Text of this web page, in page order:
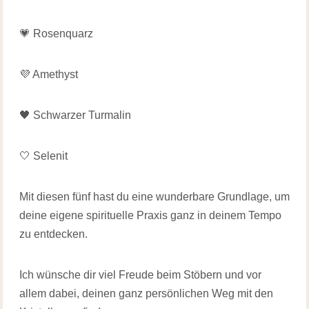
💗 Rosenquarz
💜 Amethyst
🖤 Schwarzer Turmalin
🤍 Selenit
Mit diesen fünf hast du eine wunderbare Grundlage, um
deine eigene spirituelle Praxis ganz in deinem Tempo
zu entdecken.
Ich wünsche dir viel Freude beim Stöbern und vor
allem dabei, deinen ganz persönlichen Weg mit den